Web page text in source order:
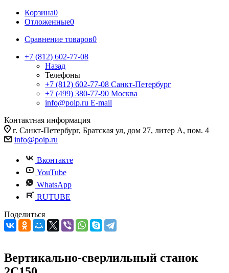
Корзина0
Отложенные0
Сравнение товаров0
+7 (812) 602-77-08
Назад
Телефоны
+7 (812) 602-77-08 Санкт-Петербург
+7 (499) 380-77-90 Москва
info@poip.ru E-mail
Контактная информация
г. Санкт-Петербург, Братская ул, дом 27, литер А, пом. 4
info@poip.ru
Вконтакте
YouTube
WhatsApp
RUTUBE
Поделиться
Вертикально-сверлильный станок